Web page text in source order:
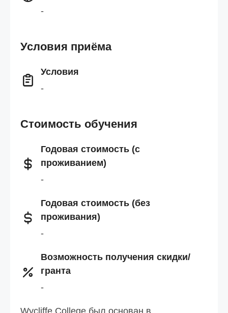
-
Условия приёма
Условия
-
Стоимость обучения
Годовая стоимость (с
проживанием)
-
Годовая стоимость (без
проживания)
-
Возможность получения скидки/
гранта
-
Wycliffe College был основан в